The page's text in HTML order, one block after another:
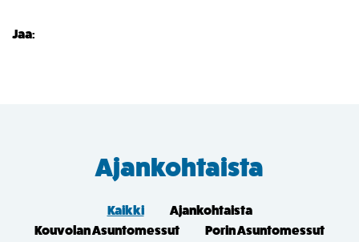
Jaa:
Ajankohtaista
Kaikki
Ajankohtaista
Kouvolan Asuntomessut
Porin Asuntomessut